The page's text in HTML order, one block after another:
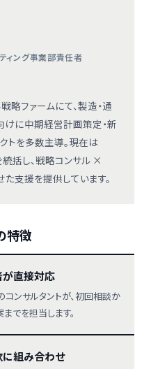
ィング事業部責任者
ファームにて、製造・通
けに中期経営計画策定・新
トを多数主導。現在は
括し、戦略コンサル ×
支援を提供しています。
特徴
直接対応
ンサルタントが、初回相談か
でを担当します。
組み合わせ